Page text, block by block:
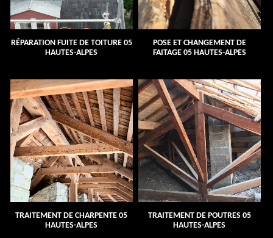
RÉPARATION FUITE DE TOITURE 05
HAUTES-ALPES
POSE ET CHANGEMENT DE
FAITAGE 05 HAUTES-ALPES
TRAITEMENT DE CHARPENTE 05
HAUTES-ALPES
TRAITEMENT DE POUTRES 05
HAUTES-ALPES